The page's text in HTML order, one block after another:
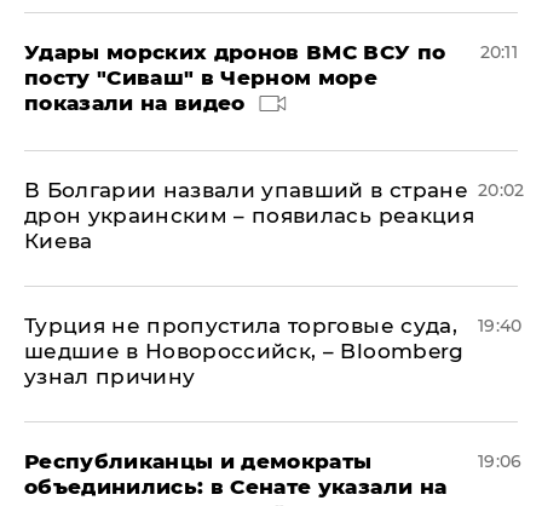
Удары морских дронов ВМС ВСУ по
посту "Сиваш" в Черном море
показали на видео
20:11
В Болгарии назвали упавший в стране
дрон украинским – появилась реакция
Киева
20:02
Турция не пропустила торговые суда,
шедшие в Новороссийск, – Bloomberg
узнал причину
19:40
Республиканцы и демократы
объединились: в Сенате указали на
19:06